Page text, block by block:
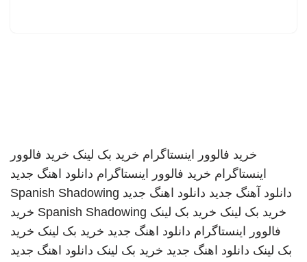
خرید فالوور اینستاگرام خرید بک لینک خرید فالوور
اینستاگرام خرید فالوور اینستاگرام دانلود اهنگ جدید
دانلود آهنگ جدید دانلود اهنگ جدید Spanish Shadowing
خرید بک لینک خرید بک لینک Spanish Shadowing خرید
فالوور اینستاگرام دانلود اهنگ جدید خرید بک لینک خرید
بک لینک دانلود اهنگ جدید خرید بک لینک دانلود اهنگ جدید